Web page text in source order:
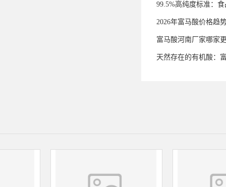
99.5%高纯度标准：
2026年富马酸价格趋
富马酸河南厂家哪家
天然存在的有机酸：